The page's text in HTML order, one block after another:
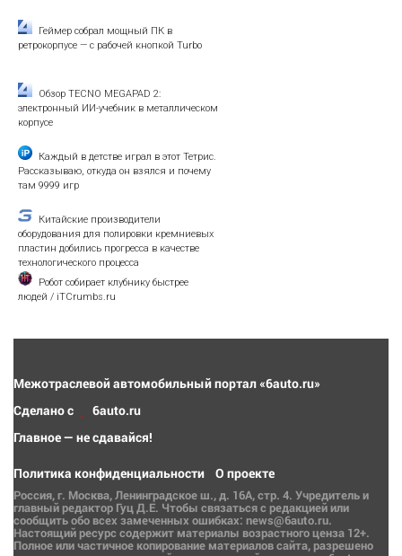
Геймер собрал мощный ПК в
ретрокорпусе — с рабочей кнопкой Turbo
Обзор TECNO MEGAPAD 2:
электронный ИИ-учебник в металлическом
корпусе
Каждый в детстве играл в этот Тетрис.
Рассказываю, откуда он взялся и почему
там 9999 игр
Китайские производители
оборудования для полировки кремниевых
пластин добились прогресса в качестве
технологического процесса
Робот собирает клубнику быстрее
людей / iTCrumbs.ru
Межотраслевой автомобильный портал «6auto.ru»
Сделано с
6auto.ru
Главное — не сдавайся!
Политика конфиденциальности О проекте
Россия, г. Москва, Ленинградское ш., д. 16А, стр. 4. Учредитель и
главный редактор Гуц Д.Е. Чтобы связаться с редакцией или
сообщить обо всех замеченных ошибках: news@6auto.ru.
Настоящий ресурс содержит материалы возрастного ценза 12+.
Полное или частичное копирование материалов сайта, разрешено